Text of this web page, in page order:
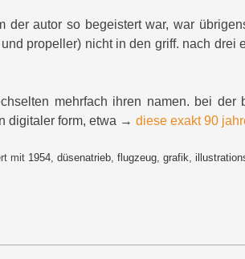
der autor so begeistert war, war
propeller) nicht in den griff. nach drei
mehrfach ihren namen. bei der
digitaler form, etwa → diese exakt 90
mit 1954, düsenatrieb, flugzeug, grafik,